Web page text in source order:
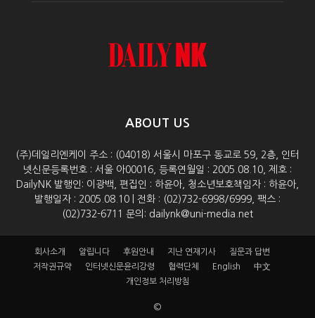
ABOUT US
(주)데일리엔케이 주소 : (04018) 서울시 마포구 동교로 59, 2층, 인터
넷신문등록번호 : 서울 아00016, 등록연월일 : 2005.08.10, 제호 :
DailyNK 발행인: 이광백, 편집인 : 하윤아, 청소년보호책임자 : 하윤아,
발행일자 : 2005.08.10 | 전화 : (02)732-6998/6999, 팩스 :
(02)732-6711 문의: dailynk@uni-media.net
회사소개 알립니다 후원안내 지난 연재기사
질문과 답변
저작권규약
인터넷신문윤리강령 협력단체 English
中文
개인정보 처리방침
©